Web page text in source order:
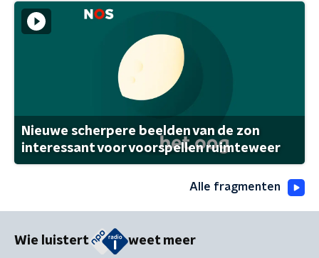
Nieuwe scherpere beelden van de zon
interessant voor voorspellen ruimteweer
Alle fragmenten
Wie luistert weet meer